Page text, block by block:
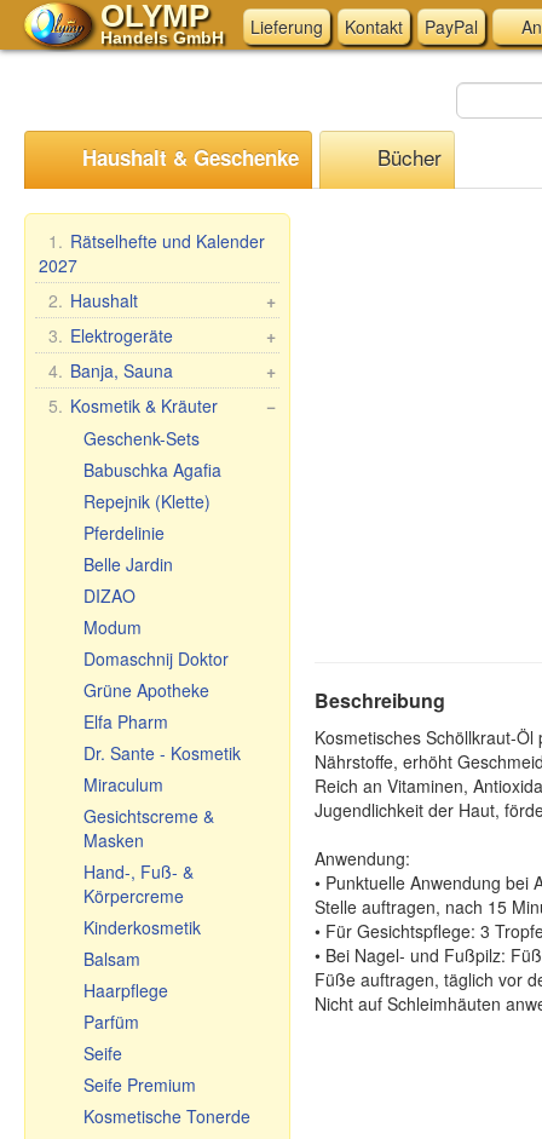
OLYMP
Handels GmbH Lieferung Kontakt PayPal
Haushalt & Geschenke Bücher
1. Rätselhefte und Kalender
2027
+
2. Haushalt
Mangal, Grills
Spieße
Dampfkocher
Haushaltswaren
Waschen und Reinigen
Teig- &
Maultaschenformen &
Zubehör
Tischdecken
Fleischwölfe und
Zubehör
Backen, Tee, Kaffee
Töpfe aus Keramik
Geschirr aus Keramik
Glasgeschirr
Kochkessel,
Feuerkessel, Kochtöpfe
Geschirr aus Gusseisen
Usbekische Geschirr aus
Gusseisen
Bratpfannen
Reiben, Gemüsehobel,
Gemüseschneider
Emailliertes Geschirr
Kleine Geschenke
Souvenir-
+
3. Elektrogeräte
Küchen-Elektrogeräte
Andere Elektrogeräte
+
4. Banja, Sauna
Saunareisig
Saunabekleidung
Saunazubehör
Kosmetik
Sauna/Badewanne
−
5. Kosmetik & Kräuter
Geschenk-Sets
Babuschka Agafia
Repejnik (Klette)
Pferdelinie
Belle Jardin
DIZAO
Modum
Domaschnij Doktor
Grüne Apotheke
Elfa Pharm
Dr. Sante - Kosmetik
Miraculum
Gesichtscreme &
Masken
Hand-, Fuß- &
Körpercreme
Kinderkosmetik
Balsam
Haarpflege
Parfüm
Seife
Seife Premium
Kosmetische Tonerde
Beschreibung
Kosmetisches Schöllkraut-
Nährstoffe, erhöht
Reich an Vitaminen,
Jugendlichkeit der Haut,
Anwendung:
• Punktuelle Anwendung bei
Stelle auftragen, nach 15
• Für Gesichtspflege: 3
• Bei Nagel- und Fußpilz:
Füße auftragen, täglich vor
Nicht auf Schleimhäuten